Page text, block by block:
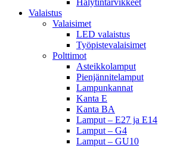
Hälytintarvikkeet
Valaistus
Valaisimet
LED valaistus
Työpistevalaisimet
Polttimot
Asteikkolamput
Pienjännitelamput
Lampunkannat
Kanta E
Kanta BA
Lamput – E27 ja E14
Lamput – G4
Lamput – GU10